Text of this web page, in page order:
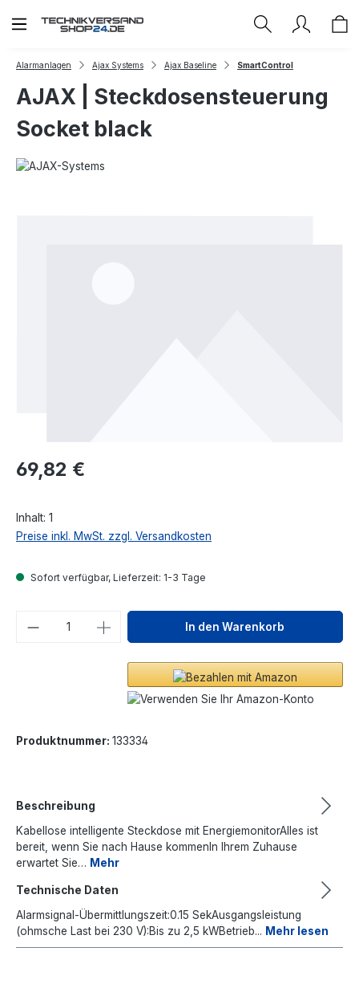
Zum Hauptinhalt springen
Alarmanlagen Ajax Systems Ajax Baseline SmartControl
AJAX | Steckdosensteuerung
Socket black
Regulärer Preis:
69,82 €
Inhalt: 1
Preise inkl. MwSt. zzgl. Versandkosten
Sofort verfügbar, Lieferzeit: 1-3 Tage
Produkt Anzahl: Gib denIn den Warenkorb
Produktnummer: 133334
Beschreibung
Kabellose intelligente Steckdose mit EnergiemonitorAlles ist
bereit, wenn Sie nach Hause kommenIn Ihrem Zuhause
erwartet Sie… Mehr
Technische Daten
Alarmsignal-Übermittlungszeit:0.15 SekAusgangsleistung
(ohmsche Last bei 230 V):Bis zu 2,5 kWBetrieb... Mehr lesen